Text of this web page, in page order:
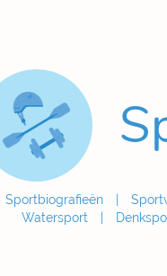
Sportbiografieën
Watersport